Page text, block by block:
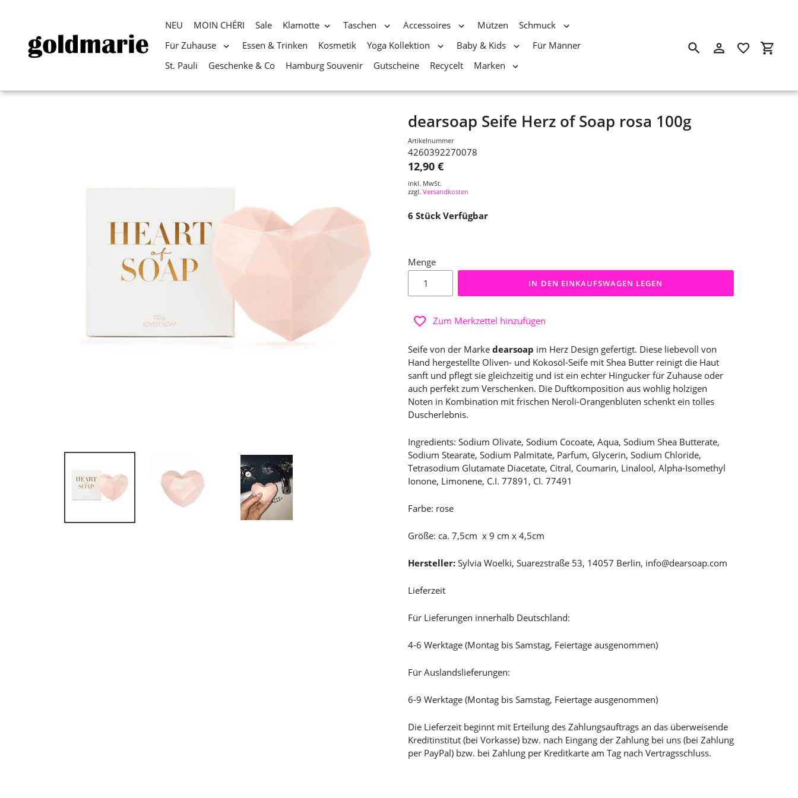
Direkt
NEU MOIN CHÉRI Sale Klamotte Taschen Accessoires Mützen
Schmuck
Für Zuhause
Essen & Trinken Kosmetik Yoga Kollektion Baby & Kids
Für Männer
St. Pauli
Geschenke & Co Hamburg Souvenir Gutscheine Recycelt Marken
SuchenEinloggen
dearsoap Seife Herz of Soap rosa 100g
Artikelnummer
4260392270078
12,90 €
inkl. MwSt.
zzgl. Versandkosten
6 Stück Verfügbar
Menge
IN DEN EINKAUFSWAGEN LEGEN
Zum Merkzettel hinzufügen
Seife von der Marke dearsoap im Herz Design gefertigt. Diese liebevoll von
Hand hergestellte Oliven- und Kokosöl-Seife mit Shea Butter reinigt die Haut
sanft und pflegt sie gleichzeitig und ist ein echter Hingucker für Zuhause oder
auch perfekt zum Verschenken. Die Duftkomposition aus wohlig holzigen
Noten in Kombination mit frischen Neroli-Orangenblüten schenkt ein tolles
Duscherlebnis.
Ingredients: Sodium Olivate, Sodium Cocoate, Aqua, Sodium Shea Butterate,
Sodium Stearate, Sodium Palmitate, Parfum, Glycerin, Sodium Chloride,
Tetrasodium Glutamate Diacetate, Citral, Coumarin, Linalool, Alpha-Isomethyl
Ionone, Limonene, C.I. 77891, CI. 77491
Farbe: rose
Größe: ca. 7,5cm x 9 cm x 4,5cm
Hersteller: Sylvia Woelki, Suarezstraße 53, 14057 Berlin, info@dearsoap.com
Lieferzeit
Für Lieferungen innerhalb Deutschland:
4-6 Werktage (Montag bis Samstag, Feiertage ausgenommen)
Für Auslandslieferungen:
6-9 Werktage (Montag bis Samstag, Feiertage ausgenommen)
Die Lieferzeit beginnt mit Erteilung des Zahlungsauftrags an das überweisende
Kreditinstitut (bei Vorkasse) bzw. nach Eingang der Zahlung bei uns (bei Zahlung
per PayPal) bzw. bei Zahlung per Kreditkarte am Tag nach Vertragsschluss.